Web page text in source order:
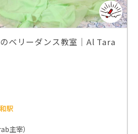
ベリーダンス教室｜Al Tara
駅
主宰）